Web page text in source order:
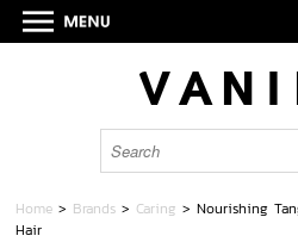
Home > Brands > Caring >Nourishing
Hair